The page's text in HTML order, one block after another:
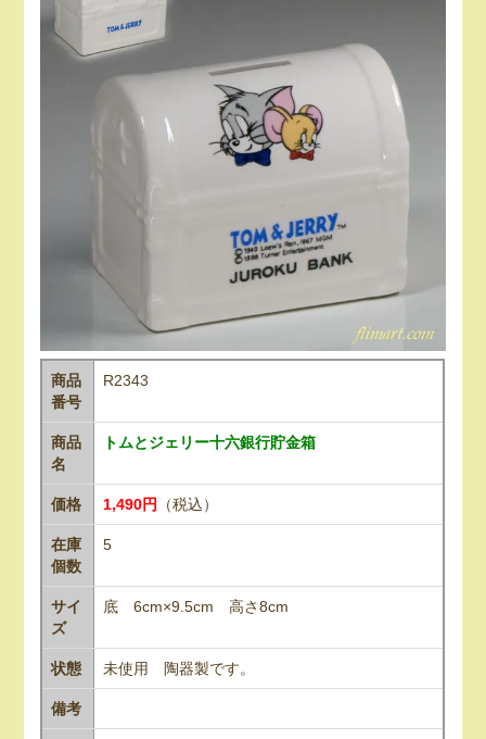
商品
番号
R2343
商品
名
トムとジェリー十六銀行貯金箱
価格 1,490円 （税込）
在庫
個数
5
サイ
ズ
底 6cm×9.5cm 高さ8cm
状態 未使用 陶器製です。
備考